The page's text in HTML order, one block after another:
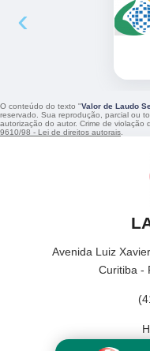
‹
O conteúdo do texto "Valor de Laudo
reservado. Sua reprodução, parcial ou
autorização do autor. Crime de
9610/98 - Lei de direitos autorais
Avenida Luiz
Curitiba -